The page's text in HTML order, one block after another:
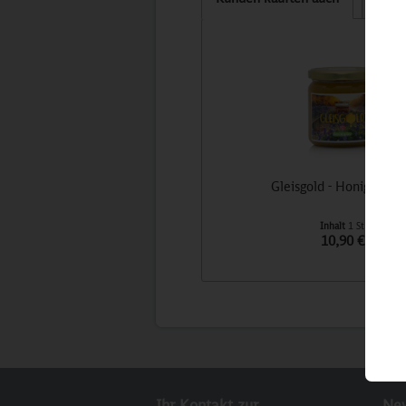
Gleisgold - Honig der DB
Inhalt 1 St
10,90 €